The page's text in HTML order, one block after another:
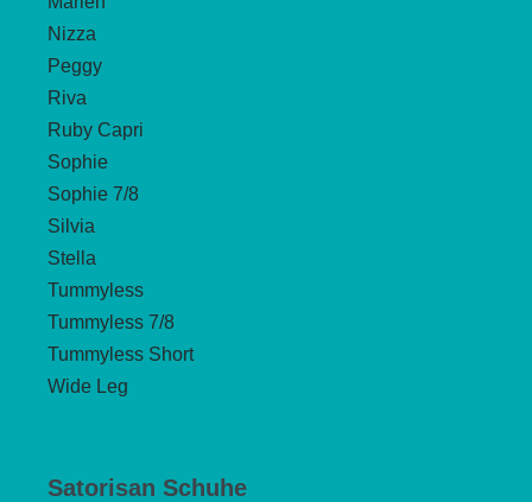
Nizza
Peggy
Riva
Ruby Capri
Sophie
Sophie 7/8
Silvia
Stella
Tummyless
Tummyless 7/8
Tummyless Short
Wide Leg
Satorisan Schuhe